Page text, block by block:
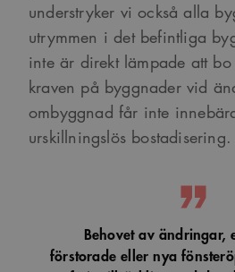
understryker vi också alla
utrymmen i det befintliga
inte är direkt lämpade att
kraven på byggnader vid
ombyggnad får inte
urskillningslös bostadisering.
Behovet av ändringar,
förstorade eller nya